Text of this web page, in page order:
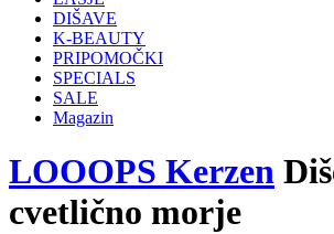
DIŠAVE
K-BEAUTY
PRIPOMOČKI
SPECIALS
SALE
Magazin
LOOOPS Kerzen
cvetlično morje